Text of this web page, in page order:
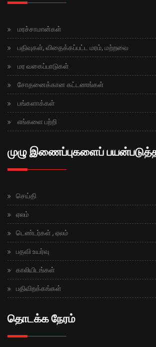
மரச்சாமான்கள்
பதிவுகள், விதைக்கப்பட்ட மரம், மற்றவை
மர வகைப்பாடுகள்
சோதனைக்கான கட்டணங்கள்
பங்களாக்கள்
எங்களை பற்றி
முழு இணைப்புகளைப்
செய்தி
ஏலம்
டெண்டர்கள் , ஏலம்
பதவி உயர்வு
காலியிடங்கள்
பதிவிறக்கங்கள்
தொடக்க நேரம்